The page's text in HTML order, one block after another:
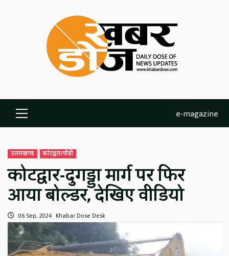
Primary
Menu
e-magazine
उत्तराखण्ड कोटद्वार/पौड़ी
कोटद्वार-दुगड्डा मार्ग पर फिर
आया बोल्डर, देखिए वीडियो
06 Sep, 2024 Khabar Dose Desk